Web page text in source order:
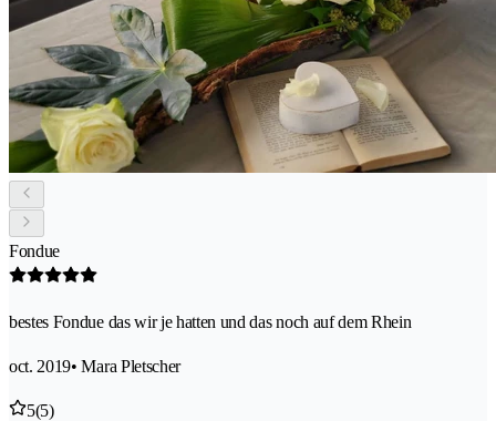
Fondue
bestes Fondue das wir je hatten und das noch auf dem Rhein
oct. 2019• Mara Pletscher
5(5)